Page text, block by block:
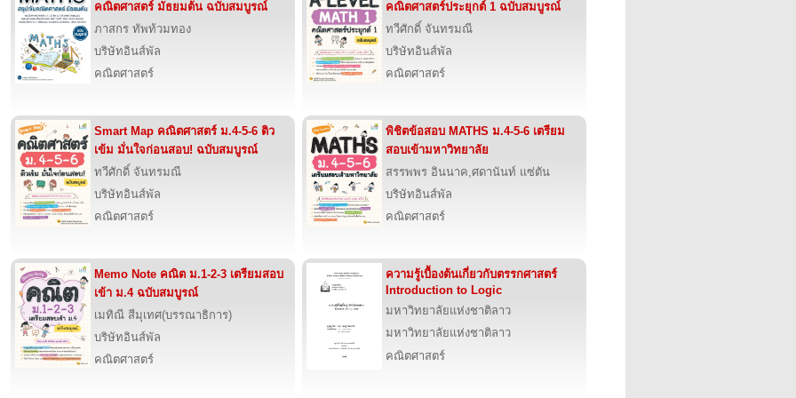
คณิตศาสตร์ มัธยมต้น ฉบับสมบูรณ์
ภาสกร ทัพท้วมทอง
บริษัทอินส์พัล
คณิตศาสตร์
คณิตศาสตร์ประยุกต์ 1 ฉบับสมบูรณ์
ทวีศักดิ์ จันทรมณี
บริษัทอินส์พัล
คณิตศาสตร์
Smart Map คณิตศาสตร์ ม.4-5-6 ติว
เข้ม มั่นใจก่อนสอบ! ฉบับสมบูรณ์
ทวีศักดิ์ จันทรมณี
บริษัทอินส์พัล
คณิตศาสตร์
พิชิตข้อสอบ MATHS ม.4-5-6 เตรียม
สอบเข้ามหาวิทยาลัย
สรรพพร อินนาค,ศดานันท์ แซ่ตัน
บริษัทอินส์พัล
คณิตศาสตร์
Memo Note คณิต ม.1-2-3 เตรียมสอบ
เข้า ม.4 ฉบับสมบูรณ์
เมทิณี สีมุเทศ(บรรณาธิการ)
บริษัทอินส์พัล
คณิตศาสตร์
ความรู้เบื้องต้นเกี่ยวกับตรรกศาสตร์
Introduction to Logic
มหาวิทยาลัยแห่งชาติลาว
มหาวิทยาลัยแห่งชาติลาว
คณิตศาสตร์